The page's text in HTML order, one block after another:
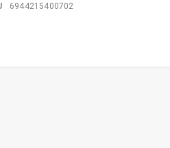
6944215400702